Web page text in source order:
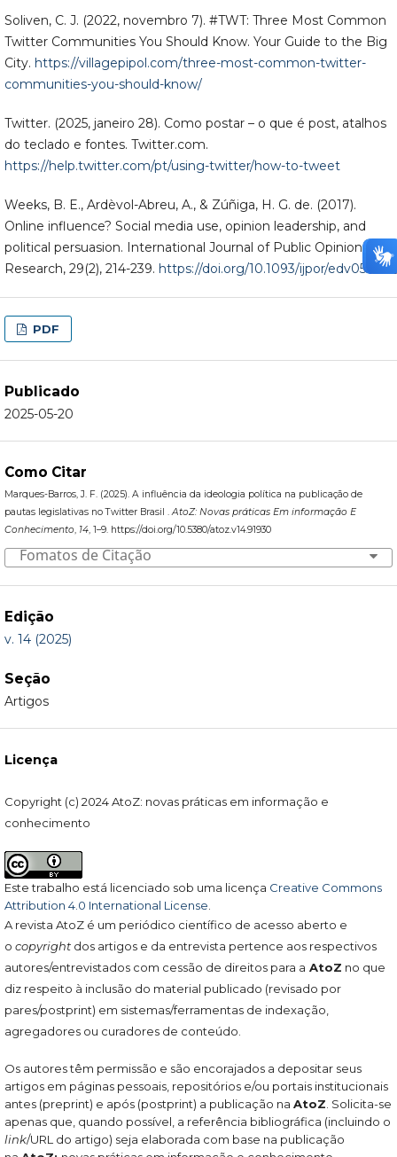
Soliven, C. J. (2022, novembro 7). #TWT: Three Most Common
Twitter Communities You Should Know. Your Guide to the Big
City. https://villagepipol.com/three-most-common-twitter-
communities-you-should-know/
Twitter. (2025, janeiro 28). Como postar – o que é post, atalhos
do teclado e fontes. Twitter.com.
https://help.twitter.com/pt/using-twitter/how-to-tweet
Weeks, B. E., Ardèvol-Abreu, A., & Zúñiga, H. G. de. (2017).
Online influence? Social media use, opinion leadership, and
political persuasion. International Journal of Public Opinion
Research, 29(2), 214-239. https://doi.org/10.1093/ijpor/edv050
PDF
Publicado
2025-05-20
Como Citar
Marques-Barros, J. F. (2025). A influência da ideologia política na publicação de
pautas legislativas no Twitter Brasil .AtoZ: Novas práticas Em informação E
Conhecimento, 14, 1–9. https://doi.org/10.5380/atoz.v14.91930
Fomatos de Citação
Edição
v. 14 (2025)
Seção
Artigos
Licença
Copyright (c) 2024 AtoZ: novas práticas em informação e
conhecimento
Este trabalho está licenciado sob uma licença Creative Commons
Attribution 4.0 International License.
A revista AtoZ é um periódico científico de acesso aberto e
o copyrightdos artigos e da entrevista pertence aos respectivos
autores/entrevistados com cessão de direitos para a AtoZ no que
diz respeito à inclusão do material publicado (revisado por
pares/postprint) em sistemas/ferramentas de indexação,
agregadores ou curadores de conteúdo.
Os autores têm permissão e são encorajados a depositar seus
artigos em páginas pessoais, repositórios e/ou portais institucionais
antes (preprint) e após (postprint) a publicação na AtoZ. Solicita-se
apenas que, quando possível, a referência bibliográfica (incluindo o
link/URL do artigo) seja elaborada com base na publicação